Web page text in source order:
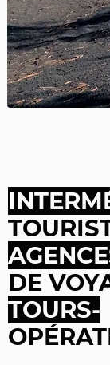
DE
TOURS-